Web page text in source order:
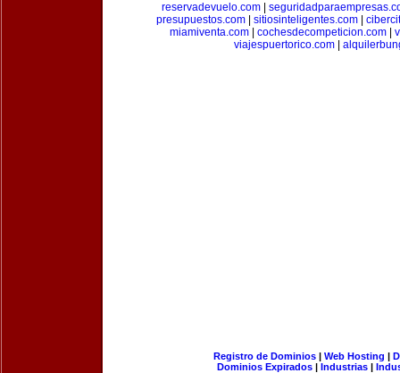
reservadevuelo.com
presupuestos.com| sitiosinteligentes.com|
miamiventa.com
cochesdecompeticion.com
viajespuertorico.com|
Registro de Dominios| Web Hosting |
Dominios Expirados | Industrias |